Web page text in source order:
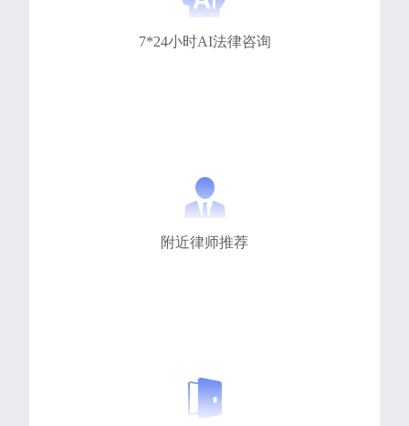
7*24小时AI法律咨询
附近律师推荐